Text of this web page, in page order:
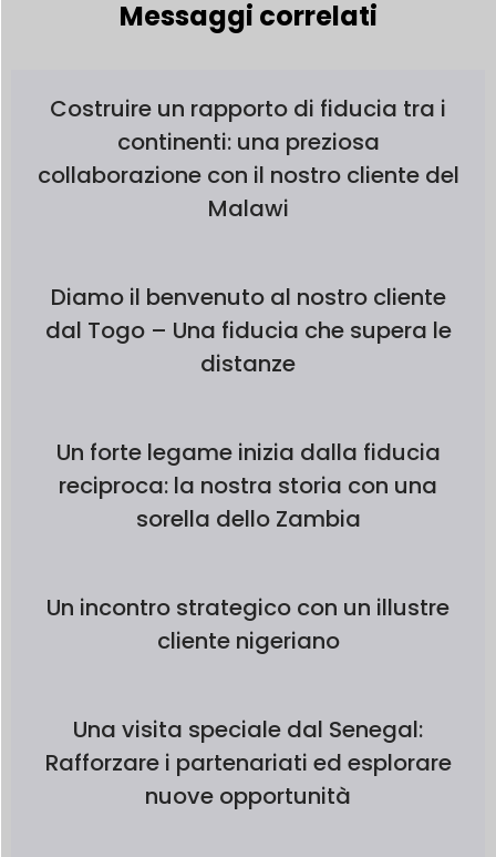
Messaggi correlati
Costruire un rapporto di fiducia tra i
continenti: una preziosa
collaborazione con il nostro cliente del
Malawi
Diamo il benvenuto al nostro cliente
dal Togo – Una fiducia che supera le
distanze
Un forte legame inizia dalla fiducia
reciproca: la nostra storia con una
sorella dello Zambia
Un incontro strategico con un illustre
cliente nigeriano
Una visita speciale dal Senegal:
Rafforzare i partenariati ed esplorare
nuove opportunità